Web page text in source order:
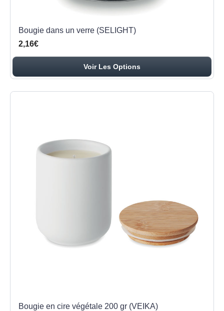
Bougie dans un verre (SELIGHT)
2,16€
Voir Les Options
Bougie en cire végétale 200 gr (VEIKA)